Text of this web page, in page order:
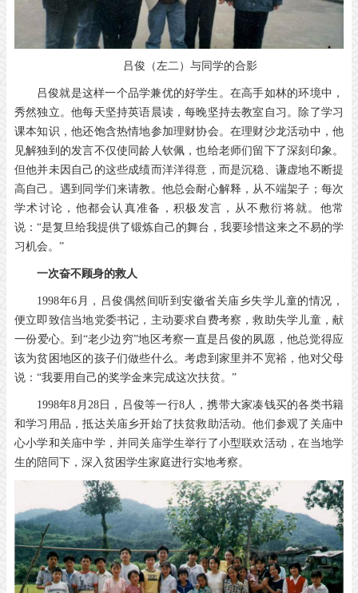
吕俊（左二）与同学的合影
吕俊就是这样一个品学兼优的好学生。在高手如林的环境中，
秀然独立。他每天坚持英语晨读，每晚坚持去教室自习。除了学习
课本知识，他还饱含热情地参加理财协会。在理财沙龙活动中，他
见解独到的发言不仅使同龄人钦佩，也给老师们留下了深刻印象。
但他并未因自己的这些成绩而洋洋得意，而是沉稳、谦虚地不断提
高自己。遇到同学们来请教。他总会耐心解释，从不端架子；每次
学术讨论，他都会认真准备，积极发言，从不敷衍将就。他常
说：“是复旦给我提供了锻炼自己的舞台，我要珍惜这来之不易的学
习机会。”
一次奋不顾身的救人
1998年6月，吕俊偶然间听到安徽省关庙乡失学儿童的情况，
便立即致信当地党委书记，主动要求自费考察，救助失学儿童，献
一份爱心。到“老少边穷”地区考察一直是吕俊的夙愿，他总觉得应
该为贫困地区的孩子们做些什么。考虑到家里并不宽裕，他对父母
说：“我要用自己的奖学金来完成这次扶贫。”
1998年8月28日，吕俊等一行8人，携带大家凑钱买的各类书籍
和学习用品，抵达关庙乡开始了扶贫救助活动。他们参观了关庙中
心小学和关庙中学，并同关庙学生举行了小型联欢活动，在当地学
生的陪同下，深入贫困学生家庭进行实地考察。